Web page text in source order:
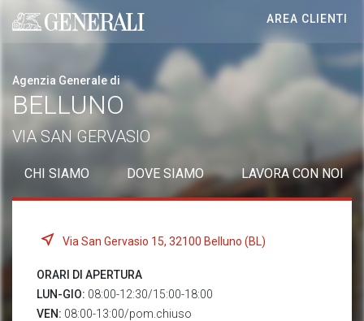
Generali logo
AREA CLIENTI
Agenzia Generale di
BELLUNO
VIA SAN GERVASIO
CHI SIAMO DOVE SIAMO LAVORA CON NOI
Via San Gervasio 15, 32100 Belluno (BL)
ORARI DI APERTURA
LUN-GIO: 08:00-12:30/15:00-18:00
VEN: 08:00-13:00/pom.chiuso